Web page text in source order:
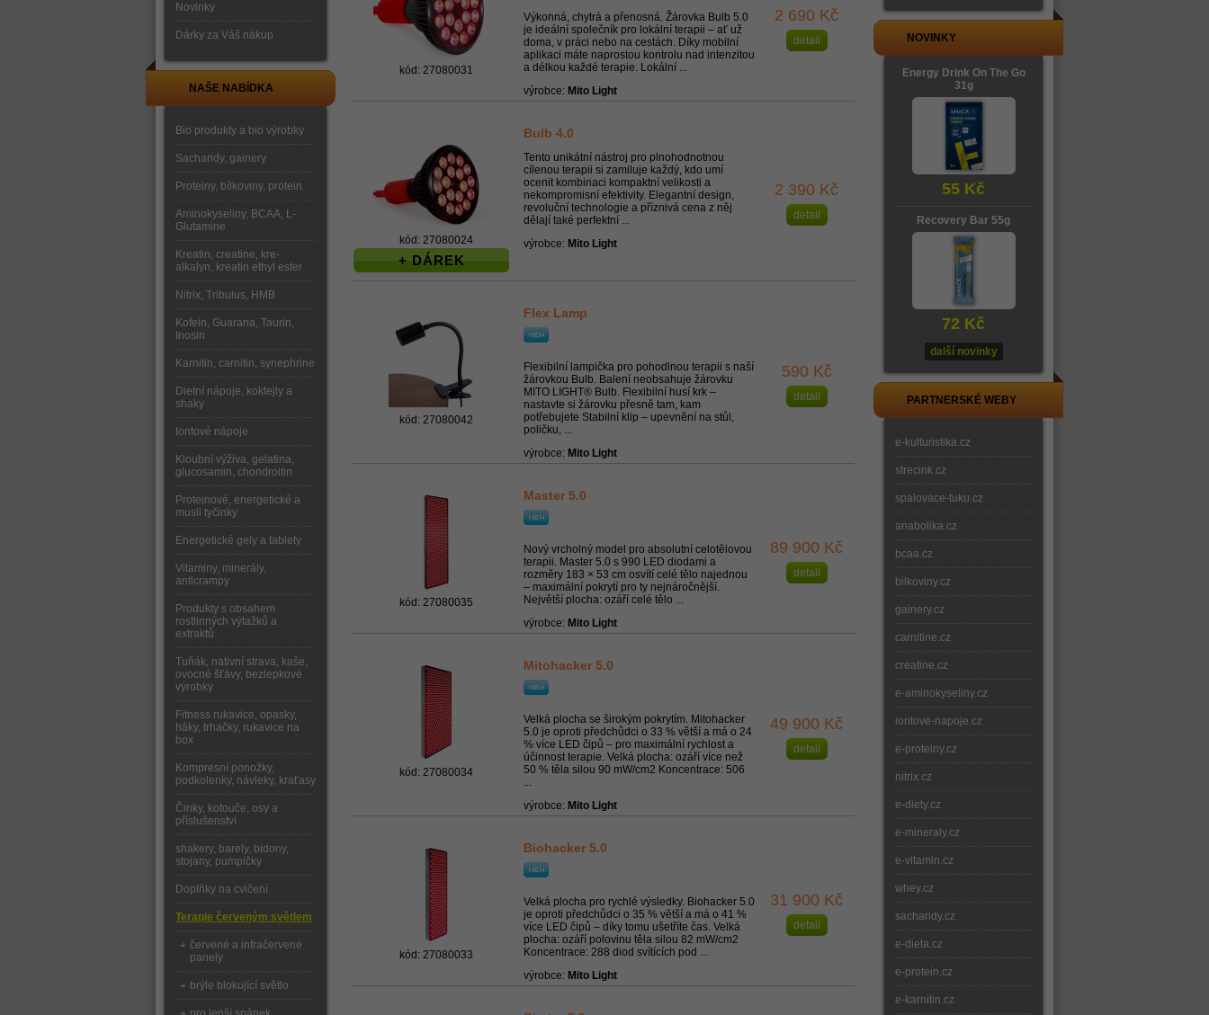
kód: 27080031
Výkonná, chytrá a přenosná. Žárovka Bulb 5.0
je ideální společník pro lokální terapii – ať už
doma, v práci nebo na cestách. Díky mobilní
aplikaci máte naprostou kontrolu nad intenzitou
a délkou každé terapie. Lokální ...
výrobce: Mito Light
2 690 Kč
detail
kód: 27080024
+ DÁREK
Bulb 4.0
Tento unikátní nástroj pro plnohodnotnou
cílenou terapii si zamiluje každý, kdo umí
ocenit kombinaci kompaktní velikosti a
nekompromisní efektivity. Elegantní design,
revoluční technologie a příznivá cena z něj
dělají také perfektní ...
výrobce: Mito Light
2 390 Kč
detail
kód: 27080042
Flex Lamp
Flexibilní lampička pro pohodlnou terapii s naší
žárovkou Bulb. Balení neobsahuje žárovku
MITO LIGHT® Bulb. Flexibilní husí krk –
nastavte si žárovku přesně tam, kam
potřebujete Stabilní klip – upevnění na stůl,
poličku, ...
výrobce: Mito Light
590 Kč
detail
kód: 27080035
Master 5.0
Nový vrcholný model pro absolutní celotělovou
terapii. Master 5.0 s 990 LED diodami a
rozměry 183 × 53 cm osvítí celé tělo najednou
– maximální pokrytí pro ty nejnáročnější.
Největší plocha: ozáří celé tělo ...
výrobce: Mito Light
89 900 Kč
detail
kód: 27080034
Mitohacker 5.0
Velká plocha se širokým pokrytím. Mitohacker
5.0 je oproti předchůdci o 33 % větší a má o 24
% více LED čipů – pro maximální rychlost a
účinnost terapie. Velká plocha: ozáří více než
50 % těla silou 90 mW/cm2 Koncentrace: 506
...
výrobce: Mito Light
49 900 Kč
detail
kód: 27080033
Biohacker 5.0
Velká plocha pro rychlé výsledky. Biohacker 5.0
je oproti předchůdci o 35 % větší a má o 41 %
více LED čipů – díky tomu ušetříte čas. Velká
plocha: ozáří polovinu těla silou 82 mW/cm2
Koncentrace: 288 diod svítících pod ...
výrobce: Mito Light
31 900 Kč
detail
Novinky
Dárky za Váš nákup
NAŠE NABÍDKA
Bio produkty a bio výrobky
Sacharidy, gainery
Proteiny, bílkoviny, protein
Aminokyseliny, BCAA, L-
Glutamine
Kreatin, creatine, kre-
alkalyn, kreatin ethyl ester
Nitrix, Tribulus, HMB
Kofein, Guarana, Taurin,
Inosin
Karnitin, carnitin, synephrine
Dietní nápoje, koktejly a
shaky
Iontové nápoje
Kloubní výživa, gelatina,
glucosamin, chondroitin
Proteinové, energetické a
musli tyčinky
Energetické gely a tablety
Vitaminy, minerály,
anticrampy
Produkty s obsahem
rostlinných výtažků a
extraktů
Tuňák, nativní strava, kaše,
ovocné šťávy, bezlepkové
výrobky
Fitness rukavice, opasky,
háky, trhačky, rukavice na
box
Kompresní ponožky,
podkolenky, návleky, kraťasy
Činky, kotouče, osy a
příslušenství
shakery, barely, bidony,
stojany, pumpičky
Doplňky na cvičení
Terapie červeným světlem
červené a infračervené
panely
brýle blokující světlo
NOVINKY
Energy Drink On The Go
31g
55 Kč
Recovery Bar 55g
72 Kč
další novinky
PARTNERSKÉ WEBY
e-kulturistika.cz
strecink.cz
spalovace-tuku.cz
anabolika.cz
bcaa.cz
bilkoviny.cz
gainery.cz
carnitine.cz
creatine.cz
e-aminokyseliny.cz
iontove-napoje.cz
e-proteiny.cz
nitrix.cz
e-diety.cz
e-mineraly.cz
e-vitamin.cz
whey.cz
sacharidy.cz
e-dieta.cz
e-protein.cz
e-karnitin.cz